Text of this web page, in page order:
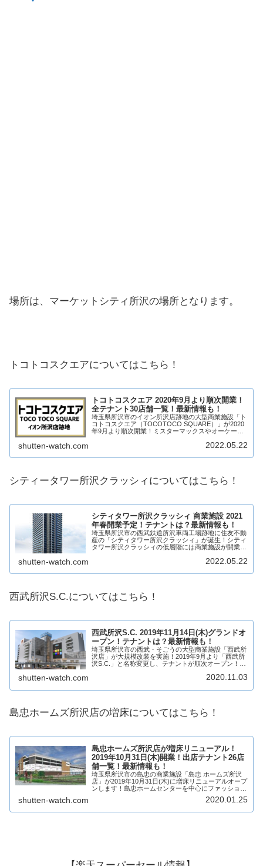
場所は、マーケットシティ所沢の場所となります。
トコトコスクエアについてはこちら！
トコトコスクエア 2020年9月より順次開業！
全テナント30店舗一覧！最新情報も！
埼玉県所沢市のイオン所沢店跡地の大型商業施設「ト
コトコスクエア（TOCOTOCO SQUARE）」が2020
年9月より順次開業！ミスターマックスやオーケーな
は？営業時間は？何が変わる？そんな、...
shutten-watch.com 2022.05.22
シティータワー所沢クラッシィについてはこちら！
シティタワー所沢クラッシィ 商業施設 2021
年春開業予定！テナントは？最新情報も！
埼玉県所沢市の西武鉄道所沢車両工場跡地に住友不動
産の「シティタワー所沢クラッシィ」が誕生！シティ
タワー所沢クラッシィの低層階には商業施設が開業！
す！マンションは「シティタワー所沢クラッシィ」と
shutten-watch.com 2022.05.22
西武所沢S.C.についてはこちら！
西武所沢S.C. 2019年11月14日(木)グランドオ
ープン！テナントは？最新情報も！
埼玉県所沢市の西武・そごうの大型商業施設「西武所
沢店」が大規模改装を実施！2019年9月より「西武所
沢S.C.」と名称変更し、テナントが順次オープン！そ
shutten-watch.com 2020.11.03
島忠ホームズ所沢店の増床についてはこちら！
島忠ホームズ所沢店が増床リニューアル！
2019年10月31日(木)開業！出店テナント26店
舗一覧！最新情報も！
埼玉県所沢市の島忠の商業施設「島忠 ホームズ所沢
店」が2019年10月31日(木)に増床リニューアルオープ
ンします！島忠ホームセンターを中心にファッショ
ン、雑貨、飲食店、サービス店など26店舗が出店！イ
メージは？テナントは？場所は？求人情報...
shutten-watch.com 2020.01.25